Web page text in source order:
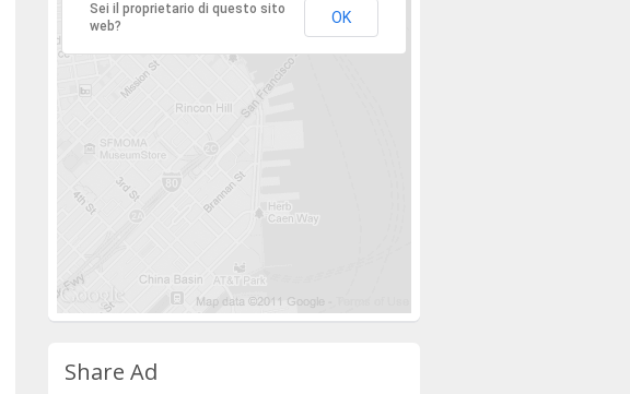
Sei il proprietario di questo sito
web?
OK
Share Ad